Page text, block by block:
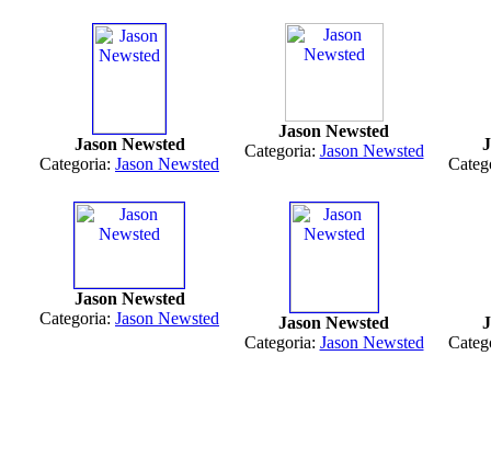
Jason Newsted
Categoria: Jason Newsted
Jason Newsted
Categoria: Jason Newsted
Jason Newsted
Categoria: Jason Newsted
Jason Newsted
Categoria: Jason Newsted